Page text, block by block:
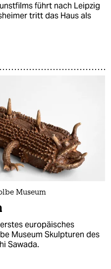
führt nach Leipzig
tritt das Haus als
Museum
europäisches
Museum Skulpturen des
Sawada.